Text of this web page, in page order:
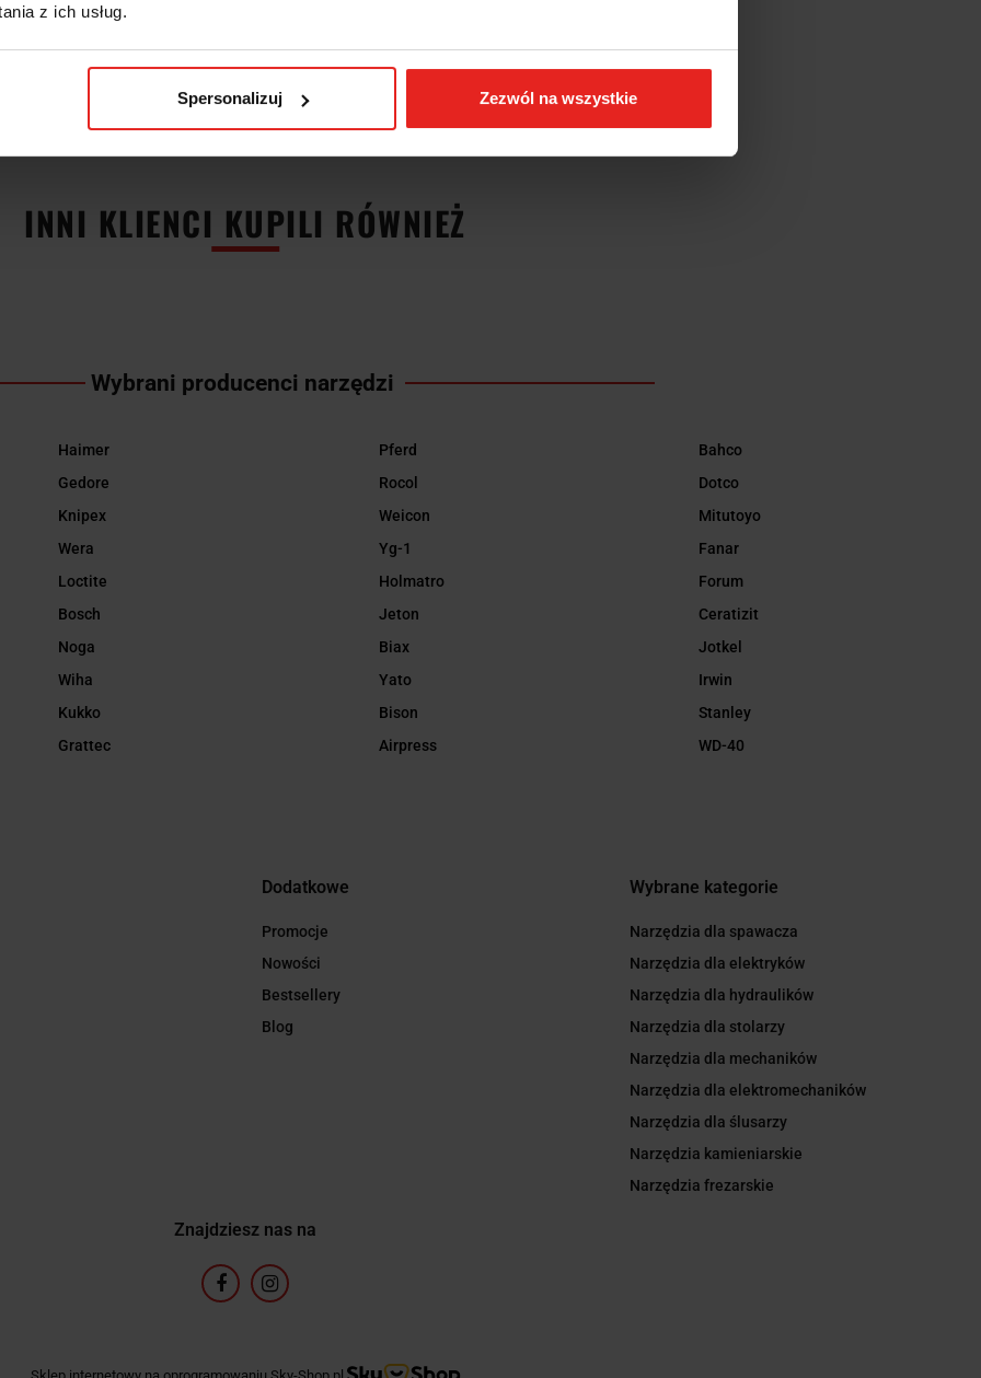
z ich usług.
Spersonalizuj Zezwól na wszystkie
(min.): 3/8"
długi bok: 145mm
INNI KLIENCI KUPILI RÓWNIEŻ
Wybrani producenci narzędzi
Haimer
Gedore
Knipex
Wera
Loctite
Bosch
Noga
Wiha
Kukko
Grattec
Pferd
Rocol
Weicon
Yg-1
Holmatro
Jeton
Biax
Yato
Bison
Airpress
Bahco
Dotco
Mitutoyo
Fanar
Forum
Ceratizit
Jotkel
Irwin
Stanley
WD-40
Dodatkowe
Promocje
Nowości
Bestsellery
Blog
Wybrane kategorie
Narzędzia dla spawacza
Narzędzia dla elektryków
Narzędzia dla hydraulików
Narzędzia dla stolarzy
Narzędzia dla mechaników
Narzędzia dla elektromechaników
Narzędzia dla ślusarzy
Narzędzia kamieniarskie
Narzędzia frezarskie
Znajdziesz nas na